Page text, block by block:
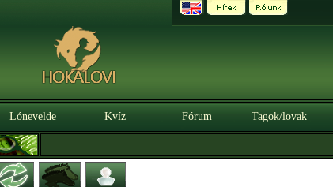
Lónevelde Kvíz Fórum Tagok/lovak